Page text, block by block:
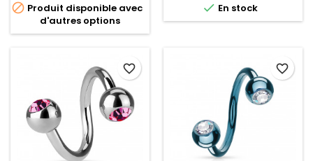
 Produit disponible avec
d'autres options
 En stock
favorite_border favorite_border